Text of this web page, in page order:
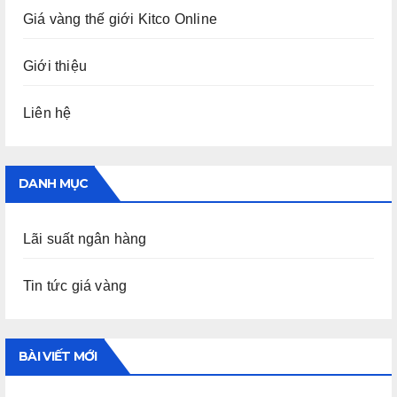
Giá vàng thế giới Kitco Online
Giới thiệu
Liên hệ
DANH MỤC
Lãi suất ngân hàng
Tin tức giá vàng
BÀI VIẾT MỚI